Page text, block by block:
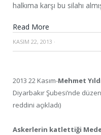
halkıma karşı bu silahı
Read More
KASIM 22, 2013 ·
2013 22 Kasım-Mehmet
Diyarbakır Şubesi’nde
reddini açıkladı)
Askerlerin katlettiği